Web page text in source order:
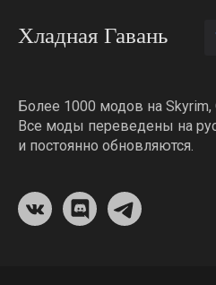
Хладная Гавань
Более 1000 модов на Skyrim,
Все моды переведены на
и постоянно обновляются.